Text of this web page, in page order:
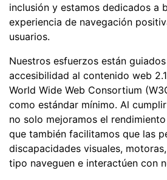
inclusión y estamos dedicados a
experiencia de navegación
usuarios.
Nuestros esfuerzos están
accesibilidad al contenido web
World Wide Web Consortium
como estándar mínimo. Al
no solo mejoramos el
que también facilitamos que las
discapacidades visuales,
tipo naveguen e interactúen con